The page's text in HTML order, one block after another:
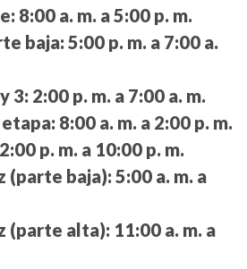
8:00 a. m. a 5:00 p. m.
baja: 5:00 p. m. a 7:00 a.
3: 2:00 p. m. a 7:00 a. m.
etapa: 8:00 a. m. a 2:00 p. m.
2:00 p. m. a 10:00 p. m.
(parte baja): 5:00 a. m. a
(parte alta): 11:00 a. m. a